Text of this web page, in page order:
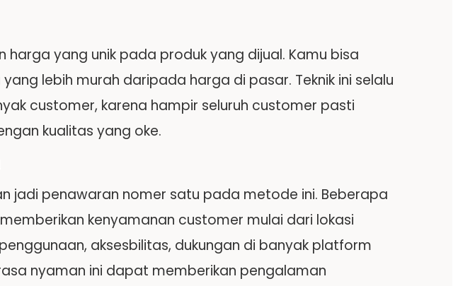
yang unik pada produk yang dijual. Kamu bisa
lebih murah daripada harga di pasar. Teknik ini selalu
customer, karena hampir seluruh customer pasti
kualitas yang oke.
jadi penawaran nomer satu pada metode ini. Beberapa
kenyamanan customer mulai dari lokasi
aksesbilitas, dukungan di banyak platform
nyaman ini dapat memberikan pengalaman